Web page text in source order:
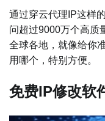
通过穿云代理IP这样
问超过9000万个高质
全球各地，就像给你
用哪个，特别方便。
免费IP修改软